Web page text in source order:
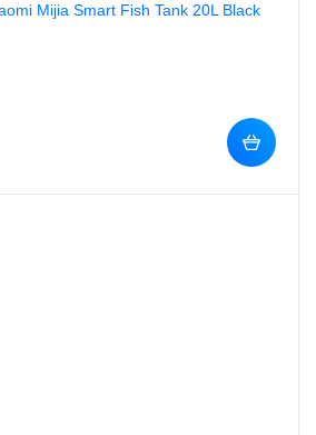
Mijia Smart Fish Tank 20L Black